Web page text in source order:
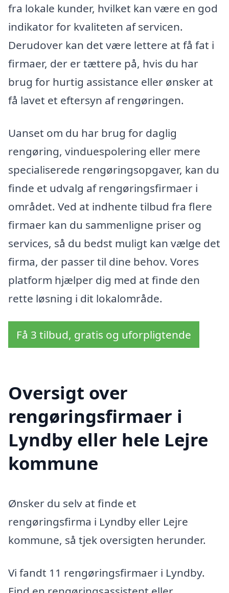
fra lokale kunder, hvilket kan være en god
indikator for kvaliteten af servicen.
Derudover kan det være lettere at få fat i
firmaer, der er tættere på, hvis du har
brug for hurtig assistance eller ønsker at
få lavet et eftersyn af rengøringen.
Uanset om du har brug for daglig
rengøring, vinduespolering eller mere
specialiserede rengøringsopgaver, kan du
finde et udvalg af rengøringsfirmaer i
området. Ved at indhente tilbud fra flere
firmaer kan du sammenligne priser og
services, så du bedst muligt kan vælge det
firma, der passer til dine behov. Vores
platform hjælper dig med at finde den
rette løsning i dit lokalområde.
Få 3 tilbud, gratis og uforpligtende
Oversigt over
rengøringsfirmaer i
Lyndby eller hele Lejre
kommune
Ønsker du selv at finde et
rengøringsfirma i Lyndby eller Lejre
kommune, så tjek oversigten herunder.
Vi fandt 11 rengøringsfirmaer i Lyndby.